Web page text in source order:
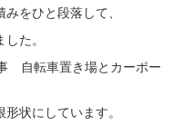
をひと段落して、
た。
状にしています。